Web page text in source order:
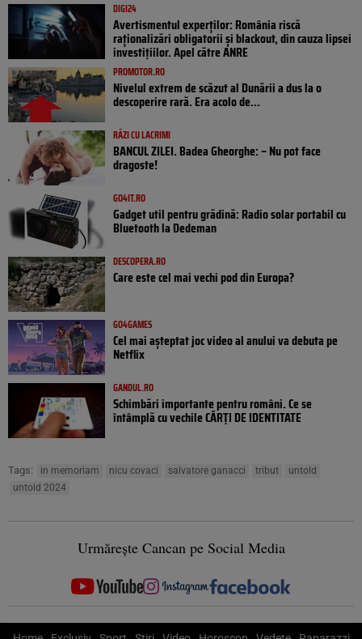
DIGI24
Avertismentul experților: România riscă
raționalizări obligatorii și blackout, din cauza lipsei
investițiilor. Apel către ANRE
PROMOTOR.RO
Nivelul extrem de scăzut al Dunării a dus la o
descoperire rară. Era acolo de...
RÂZI CU LACRIMI
BANCUL ZILEI. Badea Gheorghe: – Nu pot face
dragoste!
GO4IT.RO
Gadget util pentru grădină: Radio solar portabil cu
Bluetooth la Dedeman
DESCOPERA.RO
Care este cel mai vechi pod din Europa?
GO4GAMES
Cel mai așteptat joc video al anului va debuta pe
Netflix
GANDUL.RO
Schimbări importante pentru români. Ce se
întâmplă cu vechile CĂRȚI DE IDENTITATE
Tags: in memoriam nicu covaci salvatore ganacci tribut
untold
untold 2024
Urmărește Cancan pe Social Media